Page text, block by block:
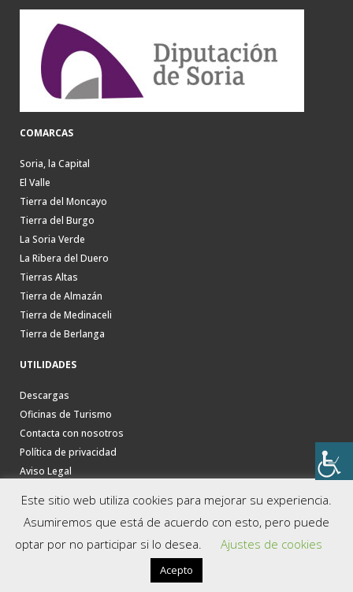
COMARCAS
Soria, la Capital
El Valle
Tierra del Moncayo
Tierra del Burgo
La Soria Verde
La Ribera del Duero
Tierras Altas
Tierra de Almazán
Tierra de Medinaceli
Tierra de Berlanga
UTILIDADES
Descargas
Oficinas de Turismo
Contacta con nosotros
Política de privacidad
Aviso Legal
Este sitio web utiliza cookies para mejorar su experiencia.
Asumiremos que está de acuerdo con esto, pero puede
optar por no participar si lo desea.
Ajustes de cookies
Acepto